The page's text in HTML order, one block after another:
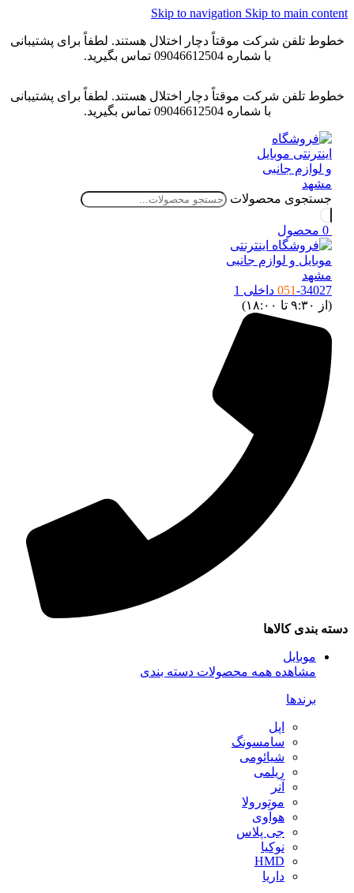
Skip to navigationSkip to main
خطوط تلفن شرکت موقتاً دچار اختلال هستند. لطفاً برای پشتیبانی
با شماره 09046612504 تماس بگیرید.
خطوط تلفن شرکت موقتاً دچار اختلال هستند. لطفاً برای پشتیبانی
با شماره 09046612504 تماس بگیرید.
جستجوی محصولات
محصول
051-34027 داخلی 1
(از ۹:۳۰ تا ۱۸:۰۰)
بندی کالاها
موبایل
مشاهده همه محصولات دسته بندی
برندها
اپل
سامسونگ
شیائومی
ریلمی
آنر
موتورولا
هوآوی
جی پلاس
نوکیا
HMD
داریا